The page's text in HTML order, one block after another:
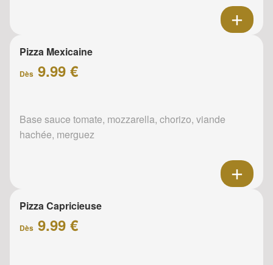
Pizza Mexicaine
Dès 9.99 €
Base sauce tomate, mozzarella, chorizo, viande
hachée, merguez
Pizza Capricieuse
Dès 9.99 €